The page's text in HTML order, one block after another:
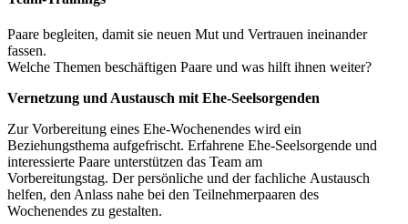
Paare begleiten, damit sie neuen Mut und Vertrauen ineinander
fassen.
Welche Themen beschäftigen Paare und was hilft ihnen weiter?
Vernetzung und Austausch mit Ehe-Seelsorgenden
Zur Vorbereitung eines Ehe-Wochenendes wird ein
Beziehungsthema aufgefrischt. Erfahrene Ehe-Seelsorgende und
interessierte Paare unterstützen das Team am
Vorbereitungstag. Der persönliche und der fachliche Austausch
helfen, den Anlass nahe bei den Teilnehmerpaaren des
Wochenendes zu gestalten.